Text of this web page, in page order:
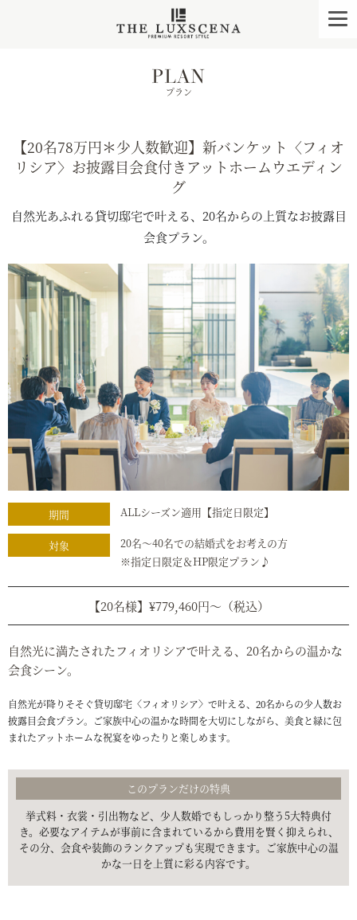
クレアージュ リゾ
PLAN
プラン
【20名78万円＊少人数歓迎】新バンケット〈フィオ
リシア〉お披露目会食付きアットホームウエディン
グ
自然光あふれる貸切邸宅で叶える、20名からの上質なお披露目
会食プラン。
期間 ALLシーズン適用【指定日限定】
対象
20名～40名での結婚式をお考えの方
※指定日限定＆HP限定プラン♪
【20名様】¥779,460円～（税込）
自然光に満たされたフィオリシアで叶える、20名からの温かな
会食シーン。
自然光が降りそそぐ貸切邸宅〈フィオリシア〉で叶える、20名からの少人数お
披露目会食プラン。ご家族中心の温かな時間を大切にしながら、美食と緑に包
まれたアットホームな祝宴をゆったりと楽しめます。
このプランだけの特典
挙式料・衣裳・引出物など、少人数婚でもしっかり整う5大特典付
き。必要なアイテムが事前に含まれているから費用を賢く抑えられ、
その分、会食や装飾のランクアップも実現できます。ご家族中心の温
かな一日を上質に彩る内容です。